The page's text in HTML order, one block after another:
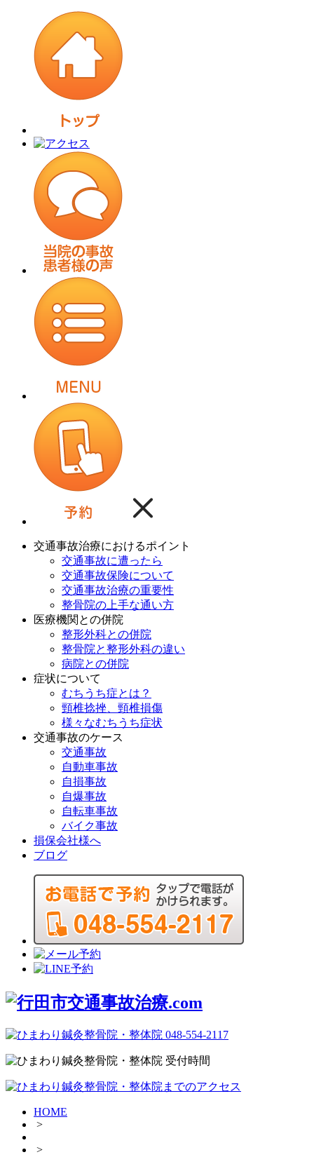
交通事故治療におけるポイント
交通事故に遭ったら
交通事故保険について
交通事故治療の重要性
整骨院の上手な通い方
医療機関との併院
整形外科との併院
整骨院と整形外科の違い
病院との併院
症状について
むちうち症とは？
頸椎捻挫、頸椎損傷
様々なむちうち症状
交通事故のケース
交通事故
自動車事故
自損事故
自爆事故
自転車事故
バイク事故
損保会社様へ
ブログ
HOME
>
>